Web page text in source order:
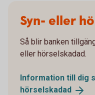
Syn- eller
Så blir banken
eller hörselskadad.
Information till dig
hörselskadad